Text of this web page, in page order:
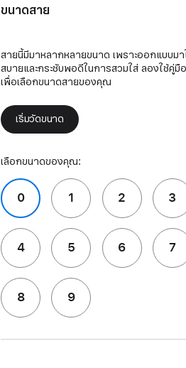
ขนาดสาย
สายนี้มีมาหลากหลายขนาด เพราะออกแบบม
สบายและกระชับพอดีในการสวมใส่ ลองใช้คู่มื
เพื่อเลือกขนาดสายของคุณ
เริ่มวัดขนาด
เลือกขนาดของคุณ:
0 1 2 3
4 5 6 7
8 9